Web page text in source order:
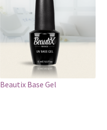
Beautix Base Gel